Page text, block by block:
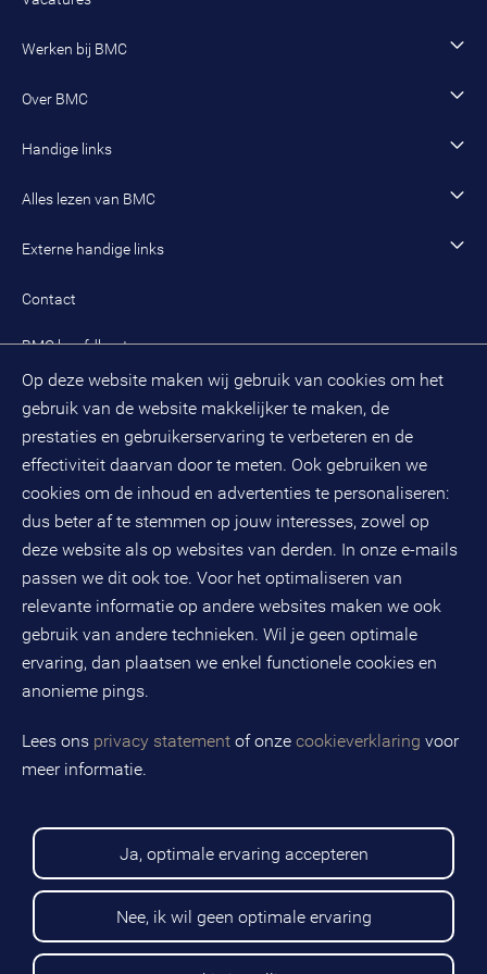
Op deze website maken wij gebruik van cookies om het
gebruik van de website makkelijker te maken, de
prestaties en gebruikerservaring te verbeteren en de
effectiviteit daarvan door te meten. Ook gebruiken we
cookies om de inhoud en advertenties te personaliseren:
dus beter af te stemmen op jouw interesses, zowel op
deze website als op websites van derden. In onze e-mails
passen we dit ook toe. Voor het optimaliseren van
relevante informatie op andere websites maken we ook
gebruik van andere technieken. Wil je geen optimale
ervaring, dan plaatsen we enkel functionele cookies en
anonieme pings.
Lees ons privacy statement of onze cookieverklaring voor
meer informatie.
Ja, optimale ervaring accepteren
Nee, ik wil geen optimale ervaring
Sociaal domein
Wonen en woningcorporaties
Werving en selectie
Opleidingen
Vacature zoeken
Werken bij BMC
Werken als adviseur
Werken als managing consultant
Ons werk
Onze cultuur en organisatie
Over BMC
Onze organisatie
Handige links
Algemeen contact
Inloggen mijn BMC
Meest gestelde vragen mijn BMC
Evenementen
Alles lezen van BMC
Alle artikelen
Externe handige links
Public spirit
Contact
BMC hoofdkantoor
(033) 496 52 00
Databankweg 26 D
3821 ALAmersfoort
Postbus 490
3800 AL Amersfoort
KvK-nummer: 32078667
BTW-nummer: NL808663598B01
Volg ons op social media
BMC is een geregistreerd handelsmerk van BMC groep B.V.
Copyright © 2026 BMC
Disclaimer Sitemap